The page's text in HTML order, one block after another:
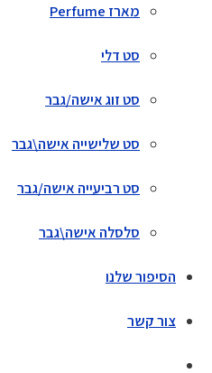
מארז Perfume
סט דלי
סט זוג אישה/גבר
סט שלישייה אישה\גבר
סט רביעייה אישה/גבר
סלסלה אישה\גבר
הסיפור שלנו
צור קשר